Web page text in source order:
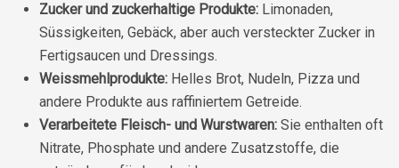
Zucker und zuckerhaltige Produkte: Limonaden,
Süssigkeiten, Gebäck, aber auch versteckter Zucker in
Fertigsaucen und Dressings.
Weissmehlprodukte: Helles Brot, Nudeln, Pizza und
andere Produkte aus raffiniertem Getreide.
Verarbeitete Fleisch- und Wurstwaren: Sie enthalten oft
Nitrate, Phosphate und andere Zusatzstoffe, die